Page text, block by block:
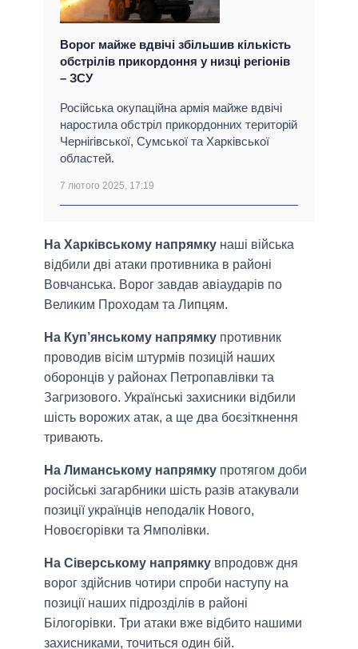
Ворог майже вдвічі збільшив кількість
обстрілів прикордоння у низці регіонів
– ЗСУ
Російська окупаційна армія майже вдвічі
наростила обстріл прикордонних територій
Чернігівської, Сумської та Харківської
областей.
7 лютого 2025, 17:19
На Харківському напрямку наші війська
відбили дві атаки противника в районі
Вовчанська. Ворог завдав авіаударів по
Великим Проходам та Липцям.
На Куп’янському напрямку противник
проводив вісім штурмів позицій наших
оборонців у районах Петропавлівки та
Загризового. Українські захисники відбили
шість ворожих атак, а ще два боєзіткнення
тривають.
На Лиманському напрямку протягом доби
російські загарбники шість разів атакували
позиції українців неподалік Нового,
Новоєгорівки та Ямполівки.
На Сіверському напрямку впродовж дня
ворог здійснив чотири спроби наступу на
позиції наших підрозділів в районі
Білогорівки. Три атаки вже відбито нашими
захисниками, точиться один бій.